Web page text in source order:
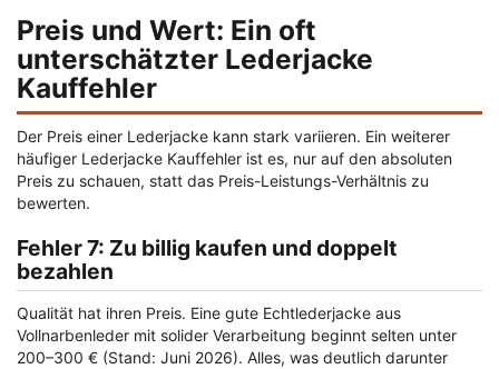
Preis und Wert: Ein oft
unterschätzter Lederjacke
Kauffehler
Der Preis einer Lederjacke kann stark variieren. Ein weiterer
häufiger Lederjacke Kauffehler ist es, nur auf den absoluten
Preis zu schauen, statt das Preis-Leistungs-Verhältnis zu
bewerten.
Fehler 7: Zu billig kaufen und doppelt
bezahlen
Qualität hat ihren Preis. Eine gute Echtlederjacke aus
Vollnarbenleder mit solider Verarbeitung beginnt selten unter
200–300 € (Stand: Juni 2026). Alles, was deutlich darunter